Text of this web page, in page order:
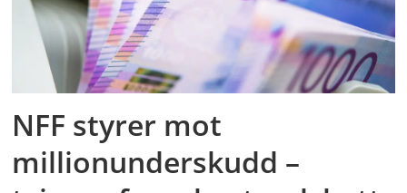
NFF styrer mot
millionunderskudd –